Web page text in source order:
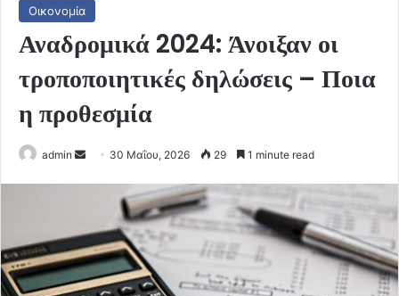
Οικονομία
Αναδρομικά 2024: Άνοιξαν οι
τροποποιητικές δηλώσεις – Ποια
η προθεσμία
admin
Send 30 Μαΐου, 2026 29 1 minute read